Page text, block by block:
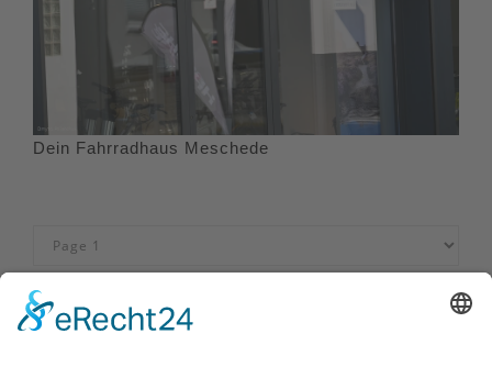
Dein Fahrradhaus Meschede